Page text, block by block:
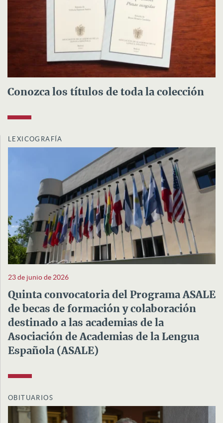
Conozca los títulos de toda la colección
LEXICOGRAFÍA
23 de junio de 2026
Quinta convocatoria del Programa ASALE
de becas de formación y colaboración
destinado a las academias de la
Asociación de Academias de la Lengua
Española (ASALE)
OBITUARIOS